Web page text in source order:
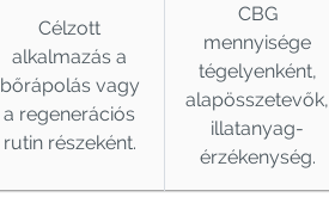
Célzott
alkalmazás a
bőrápolás vagy
a regenerációs
rutin részeként.
CBG
mennyisége
tégelyenként,
alapösszetevők,
illatanyag-
érzékenység.